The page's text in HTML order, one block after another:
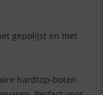
gepolijst en met
hardtop-boten